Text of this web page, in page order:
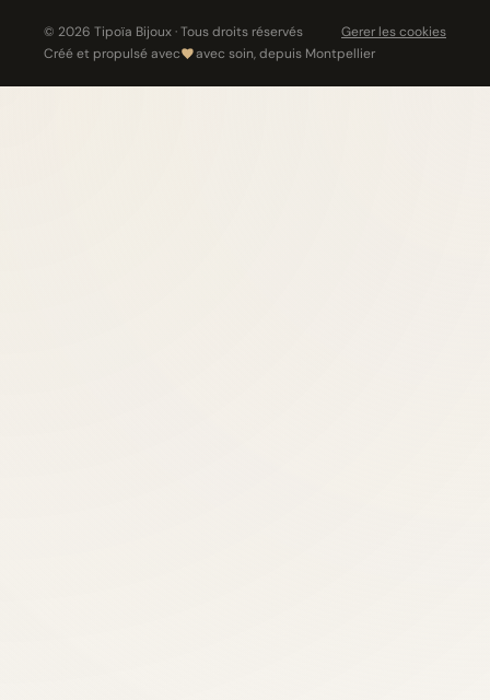
© 2026 Tipoïa Bijoux · Tous droits réservés
Gerer les cookies
Créé et propulsé avec
avec soin, depuis Montpellier